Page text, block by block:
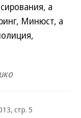
а
Минюст, а
стр. 5